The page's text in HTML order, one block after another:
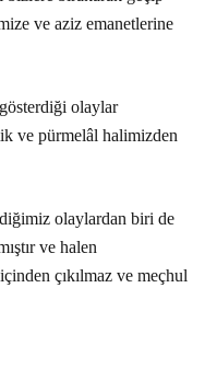
ve aziz emanetlerine
olaylar
ve pürmelâl halimizden
olaylardan biri de
ve halen
çıkılmaz ve meçhul